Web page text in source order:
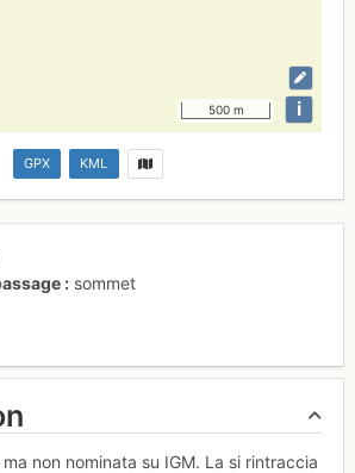
500 m i
GPX KML
sommet
non nominata su IGM. La si rintraccia